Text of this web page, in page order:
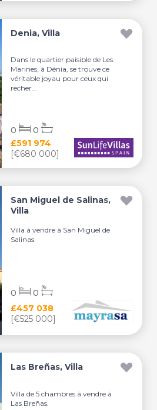
Denia, Villa
Dans le quartier paisible de Les
Marines, à Dénia, se trouve ce
véritable joyau pour ceux qui
recher...
£591 974
[€680 000]
0 0
San Miguel de Salinas,
Villa
Villa à vendre à San Miguel de
Salinas.
£457 038
[€525 000]
0 0
Las Breñas, Villa
Villa de 5 chambres à vendre à
Las Breñas.